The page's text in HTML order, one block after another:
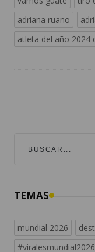
adriana ruano
atleta del año 2024
TEMAS
mundial 2026
#viralesmundial2026